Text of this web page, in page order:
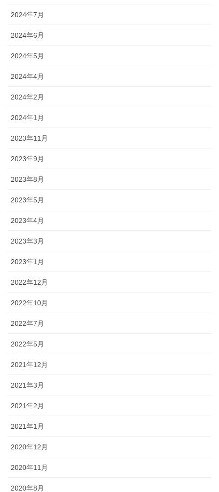
2024年7月
2024年6月
2024年5月
2024年4月
2024年2月
2024年1月
2023年11月
2023年9月
2023年8月
2023年5月
2023年4月
2023年3月
2023年1月
2022年12月
2022年10月
2022年7月
2022年5月
2021年12月
2021年3月
2021年2月
2021年1月
2020年12月
2020年11月
2020年8月